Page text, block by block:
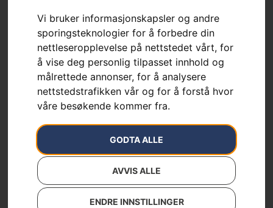
Vi bruker informasjonskapsler og andre
sporingsteknologier for å forbedre din
nettleseropplevelse på nettstedet vårt, for
å vise deg personlig tilpasset innhold og
målrettede annonser, for å analysere
nettstedstrafikken vår og for å forstå hvor
våre besøkende kommer fra.
GODTA ALLE
AVVIS ALLE
ENDRE INNSTILLINGER